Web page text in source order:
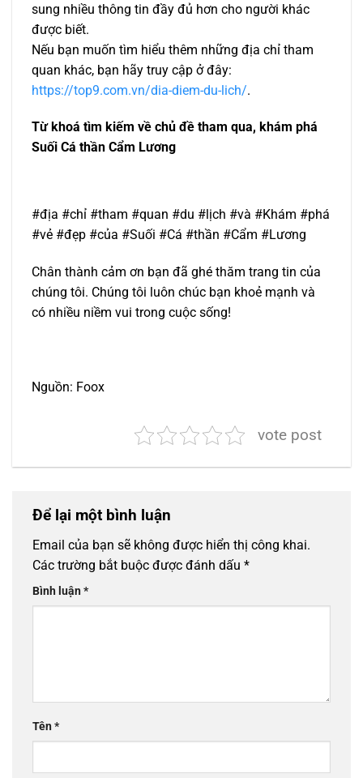
sung nhiều thông tin đầy đủ hơn cho người khác
được biết.
Nếu bạn muốn tìm hiểu thêm những địa chỉ tham
quan khác, bạn hãy truy cập ở đây:
https://top9.com.vn/dia-diem-du-lich/.
Từ khoá tìm kiếm về chủ đề tham qua, khám phá
Suối Cá thần Cẩm Lương
#địa #chỉ #tham #quan #du #lịch #và #Khám #phá
#vẻ #đẹp #của #Suối #Cá #thần #Cẩm #Lương
Chân thành cảm ơn bạn đã ghé thăm trang tin của
chúng tôi. Chúng tôi luôn chúc bạn khoẻ mạnh và
có nhiều niềm vui trong cuộc sống!
Nguồn: Foox
vote post
Để lại một bình luận
Email của bạn sẽ không được hiển thị công khai.
Các trường bắt buộc được đánh dấu *
Bình luận*
Tên*